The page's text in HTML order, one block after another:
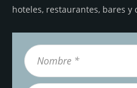
hoteles, restaurantes, bares y